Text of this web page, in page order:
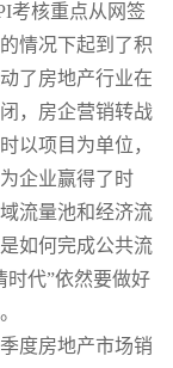
考核重点从网签
情况下起到了积
了房地产行业在
，房企营销转战
以项目为单位，
企业赢得了时
流量池和经济流
如何完成公共流
时代”依然要做好
度房地产市场销